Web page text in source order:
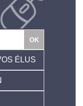
ÉLUS